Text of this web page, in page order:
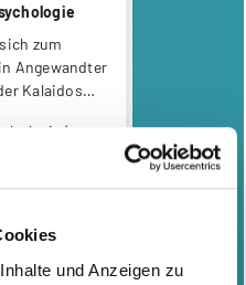
und Anzeigen zu
zum
Angewandter
Kalaidos
|